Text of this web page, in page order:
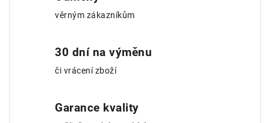
věrným zákazníkům
30 dní na výměnu
či vrácení zboží
Garance kvality